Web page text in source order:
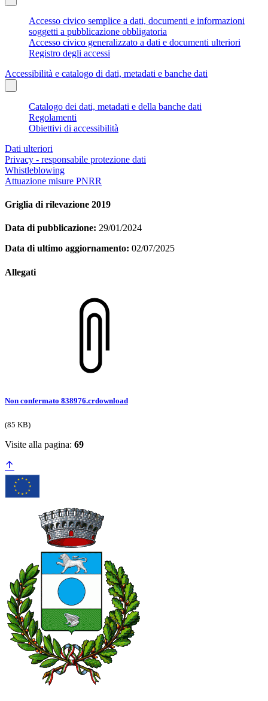
Accesso civico semplice a dati, documenti e informazioni
soggetti a pubblicazione obbligatoria
Accesso civico generalizzato a dati e documenti ulteriori
Registro degli accessi
Accessibilità e catalogo di dati, metadati e banche dati
Catalogo dei dati, metadati e della banche dati
Regolamenti
Obiettivi di accessibilità
Dati ulteriori
Privacy - responsabile protezione dati
Whistleblowing
Attuazione misure PNRR
Griglia di rilevazione 2019
Data di pubblicazione: 29/01/2024
Data di ultimo aggiornamento: 02/07/2025
Allegati
Non confermato 838976.crdownload
(85 KB)
Visite alla pagina: 69